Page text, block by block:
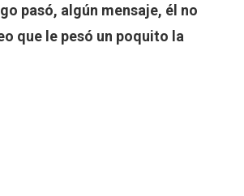
pasó, algún mensaje, él no
que le pesó un poquito la